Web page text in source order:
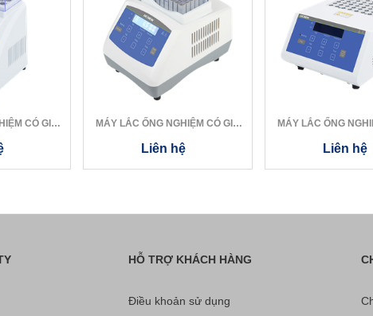
CÓ GIA
MÁY LẮC ỐNG NGHIỆM CÓ GIA
Liên hệ
MÁY LẮC ỐNG
Liên hệ
HỖ TRỢ KHÁCH HÀNG
Điều khoản sử dụng